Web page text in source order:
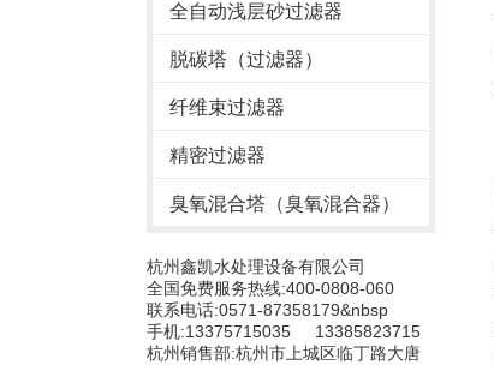
全自动浅层砂过滤器
脱碳塔（过滤器）
纤维束过滤器
精密过滤器
臭氧混合塔（臭氧混合器）
杭州鑫凯水处理设备有限公司
全国免费服务热线:400-0808-060
联系电话:0571-87358179&nbsp
手机:13375715035 13385823715
杭州销售部:杭州市上城区临丁路大唐